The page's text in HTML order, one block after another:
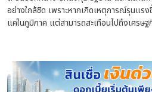
อย่างใกล้ชิด เพราะหากเกิดเหตุการณ์รุนแร
แค่ในภูมิภาค แต่สามารถสะเทือนไปถึงเศรษฐ